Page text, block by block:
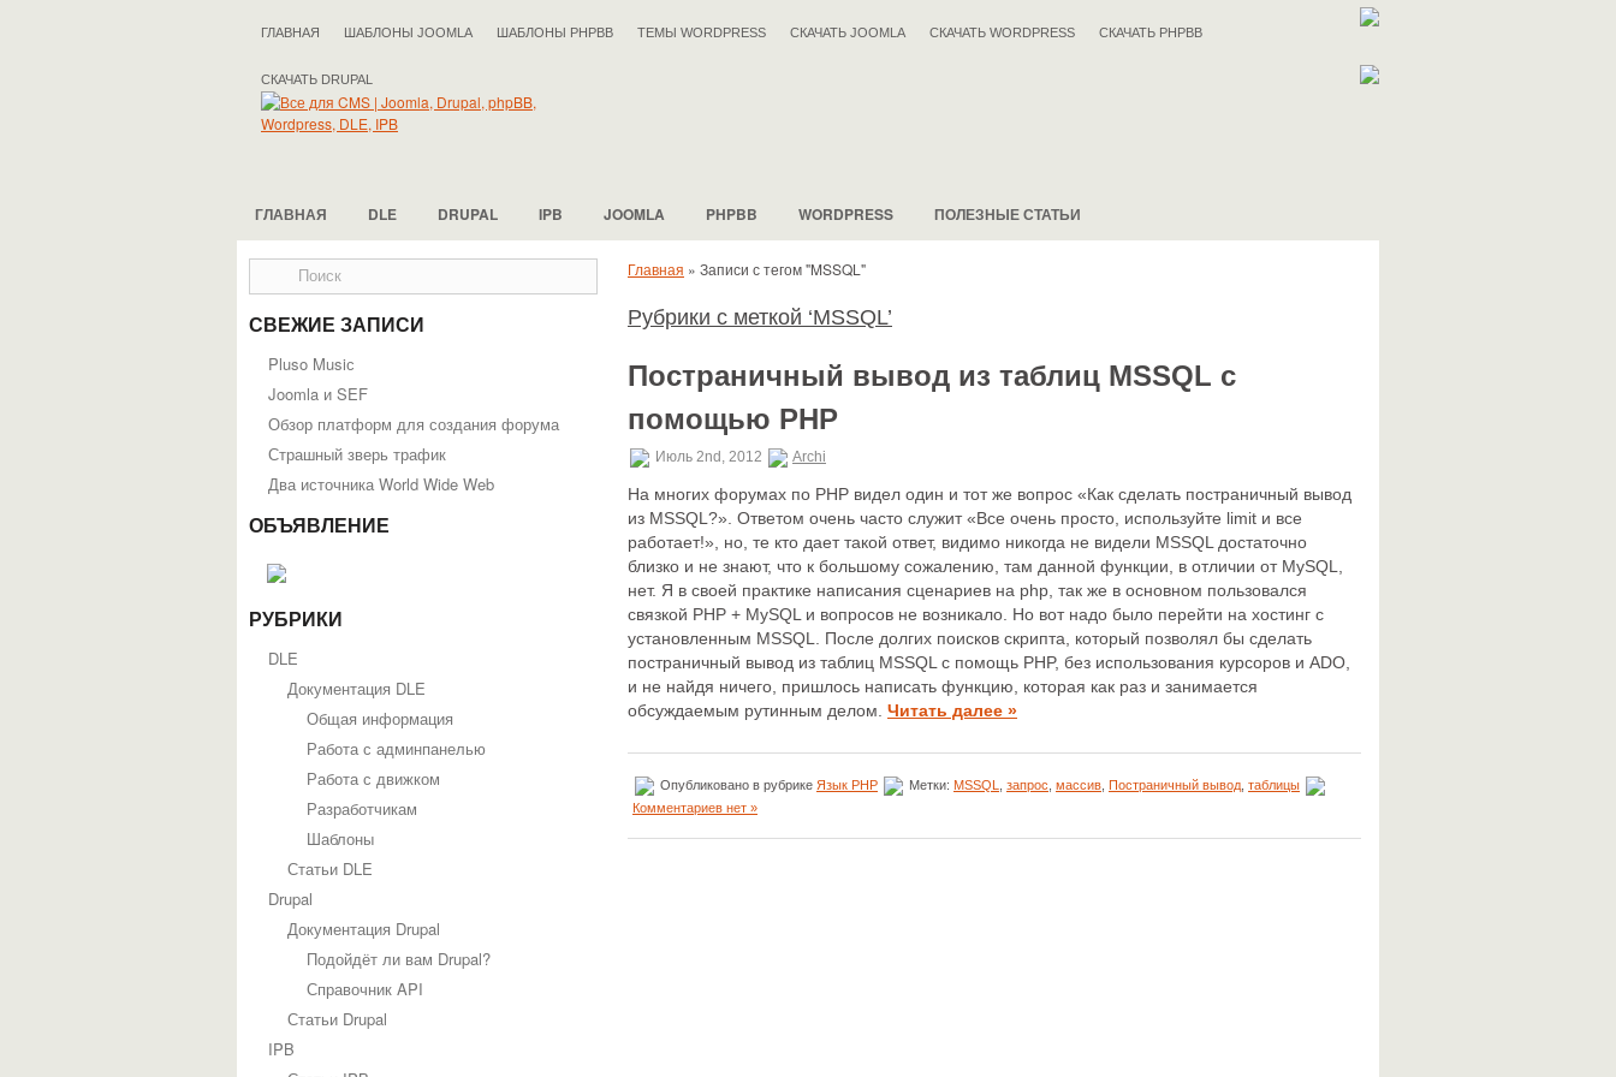
ГЛАВНАЯ ШАБЛОНЫ JOOMLA ШАБЛОНЫ PHPBB ТЕМЫ WORDPRESS СКАЧАТЬ JOOMLA СКАЧАТЬ WORDPRESS СКАЧАТЬ PHPBB
СКАЧАТЬ DRUPAL
ГЛАВНАЯ DLE DRUPAL IPB JOOMLA PHPBB WORDPRESS ПОЛЕЗНЫЕ СТАТЬИ
СВЕЖИЕ ЗАПИСИ
Pluso Musiс
Joomla и SEF
Обзор платформ для создания форума
Страшный зверь трафик
Два источника World Wide Web
ОБЪЯВЛЕНИЕ
РУБРИКИ
DLE
Документация DLE
Общая информация
Работа с админпанелью
Работа с движком
Разработчикам
Шаблоны
Статьи DLE
Drupal
Документация Drupal
Подойдёт ли вам Drupal?
Справочник API
Статьи Drupal
IPB
Главная » Записи с тегом "MSSQL"
Рубрики с меткой ‘MSSQL’
Постраничный вывод из таблиц MSSQL с
помощью PHP
Июль 2nd, 2012 Archi
На многих форумах по PHP видел один и тот же вопрос «Как сделать постраничный вывод
из MSSQL?». Ответом очень часто служит «Все очень просто, используйте limit и все
работает!», но, те кто дает такой ответ, видимо никогда не видели MSSQL достаточно
близко и не знают, что к большому сожалению, там данной функции, в отличии от MySQL,
нет. Я в своей практике написания сценариев на php, так же в основном пользовался
связкой PHP + MySQL и вопросов не возникало. Но вот надо было перейти на хостинг с
установленным MSSQL. После долгих поисков скрипта, который позволял бы сделать
постраничный вывод из таблиц MSSQL с помощь PHP, без использования курсоров и ADO,
и не найдя ничего, пришлось написать функцию, которая как раз и занимается
обсуждаемым рутинным делом. Читать далее »
Опубликовано в рубрике Язык PHP Метки: MSSQL запрос массив Постраничный вывод таблицы
Комментариев нет »